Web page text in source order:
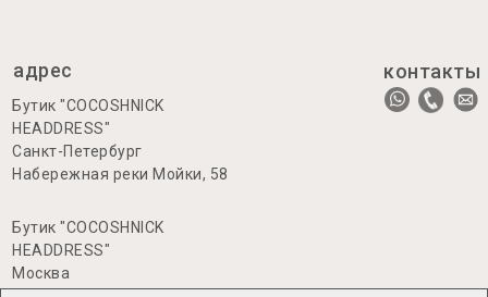
адрес контакты
Бутик "COCOSHNICK
HEADDRESS"
Санкт-Петербург
Набережная реки Мойки, 58
Бутик "COCOSHNICK
HEADDRESS"
Москва